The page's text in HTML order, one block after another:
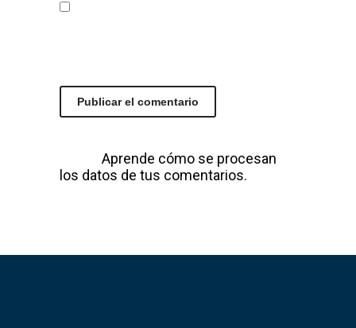
Aprende cómo se procesan
los datos de tus comentarios.